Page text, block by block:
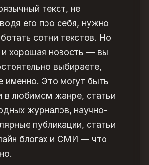
текст, не
его про себя, нужно
сотни текстов. Но
и хорошая новость — вы
выбираете,
именно. Это могут быть
в любимом жанре, статьи
журналов, научно-
публикации, статьи
блогах и СМИ — что